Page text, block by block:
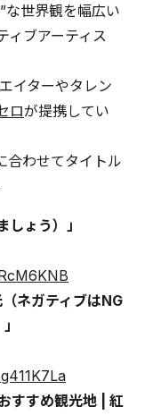
世界観を幅広い
ィブアーティス
ターやタレン
ロが提携してい
合わせてタイトル
しょう）」
ネガティブはNG
すすめ観光地 | 紅